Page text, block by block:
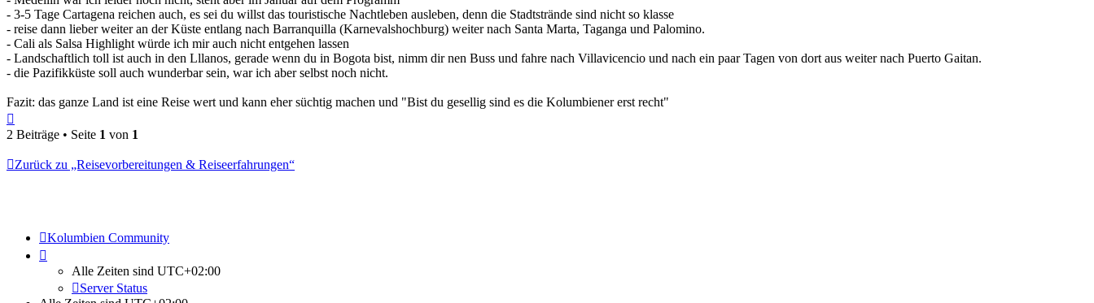
- 3-5 Tage Cartagena reichen auch, es sei du willst das touristische Nachtleben ausleben, denn die Stadtstrände sind nicht so klasse
- reise dann lieber weiter an der Küste entlang nach Barranquilla (Karnevalshochburg) weiter nach Santa Marta, Taganga und Palomino.
- Cali als Salsa Highlight würde ich mir auch nicht entgehen lassen
- Landschaftlich toll ist auch in den Lllanos, gerade wenn du in Bogota bist, nimm dir nen Buss und fahre nach Villavicencio und nach ein paar Tagen von dort aus weiter nach Puerto Gaitan.
- die Pazifikküste soll auch wunderbar sein, war ich aber selbst noch nicht.
Fazit: das ganze Land ist eine Reise wert und kann eher süchtig machen und "Bist du gesellig sind es die Kolumbiener erst recht"
oben
2 Beiträge • Seite 1 von 1
Zurück zu „Reisevorbereitungen & Reiseerfahrungen“
Kolumbien Community
Alle Zeiten sind UTC+02:00
Server Status